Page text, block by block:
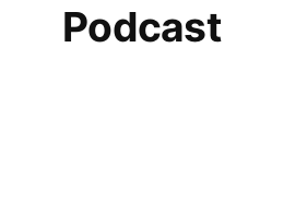
Podcast